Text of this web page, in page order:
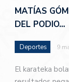
MATÍAS
DEL PODIO…
Deportes 9
El karateka